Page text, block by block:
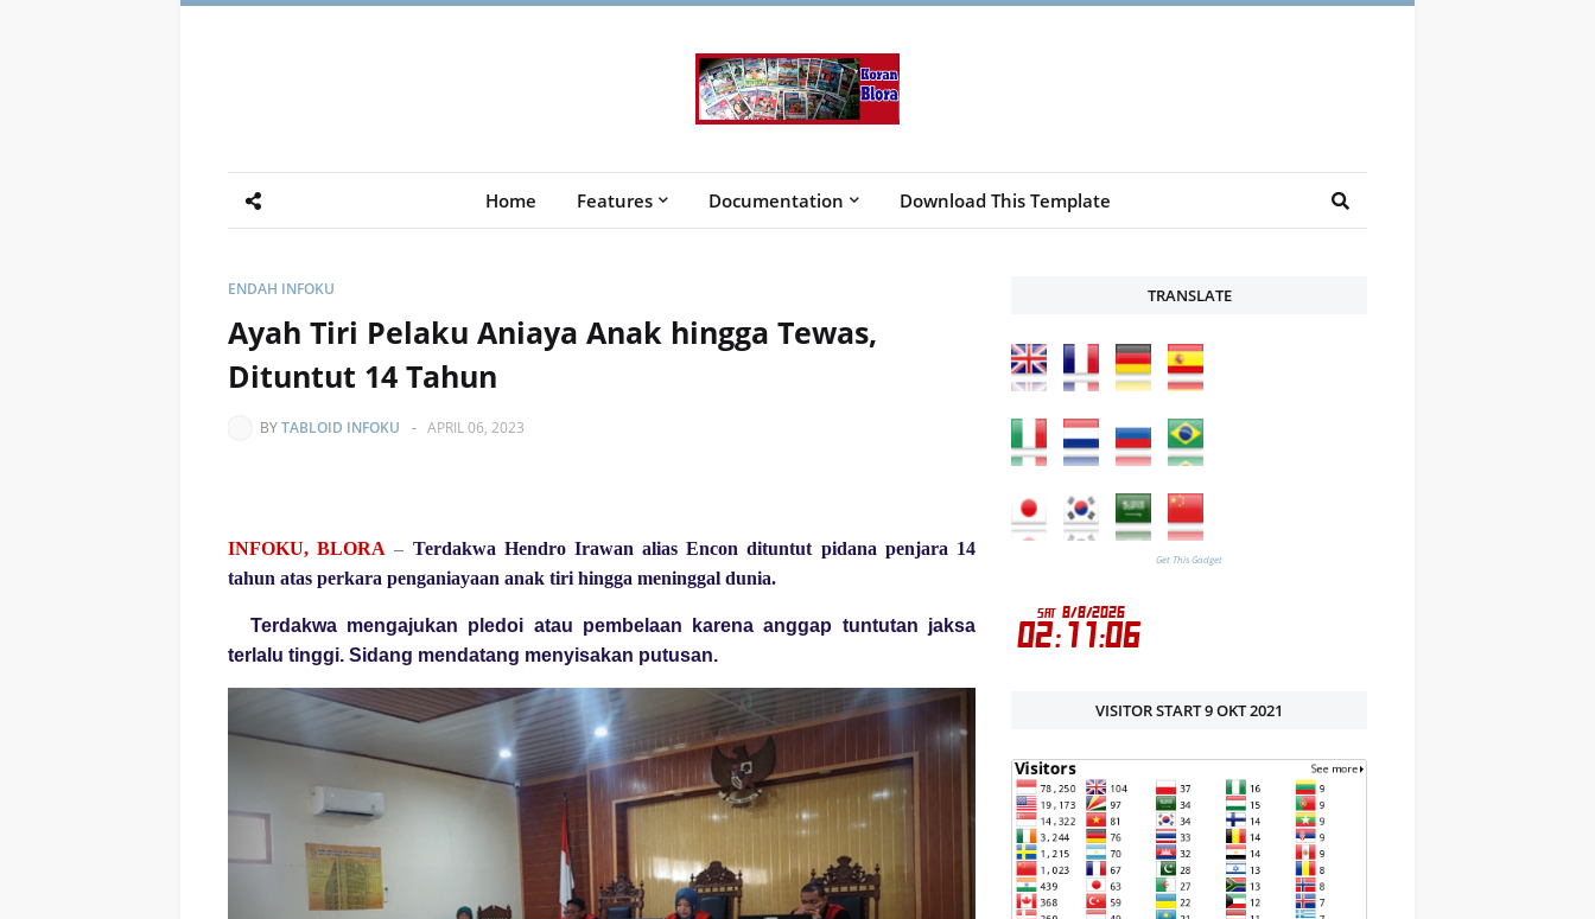
Home Features Documentation Download This Template
ENDAH INFOKU
Ayah Tiri Pelaku Aniaya Anak hingga Tewas,
Dituntut 14 Tahun
BYTABLOID INFOKU - APRIL 06, 2023
INFOKU, BLORA – Terdakwa Hendro Irawan alias Encon dituntut pidana penjara 14
tahun atas perkara penganiayaan anak tiri hingga meninggal dunia.
Terdakwa mengajukan pledoi atau pembelaan karena anggap tuntutan jaksa
terlalu tinggi. Sidang mendatang menyisakan putusan.
TRANSLATE
Get This Gadget
VISITOR START 9 OKT 2021